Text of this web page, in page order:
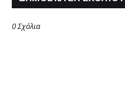
0 Σχόλια